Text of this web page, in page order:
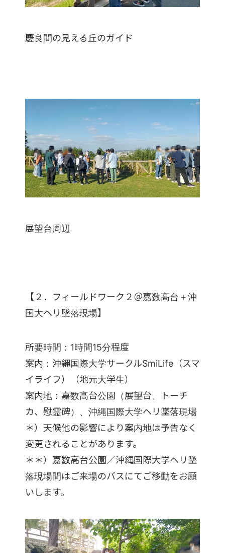
慶良間の見える丘のガイド
展望台周辺
【２．フィールドワーク２＠嘉数高台＋沖
国大ヘリ墜落現場】
所要時間：1時間15分程度
案内：沖縄国際大学サークルSmiLife（スマ
イライフ）（地元大学生）
案内地：嘉数高台公園（展望台、トーチ
カ、慰霊碑）、沖縄国際大学ヘリ墜落現場
＊）天候他の影響により案内地は予告なく
変更されることがあります。
＊＊）嘉数高台公園／沖縄国際大学ヘリ墜
落現場間はご来場のバスにてご移動をお願
いします。